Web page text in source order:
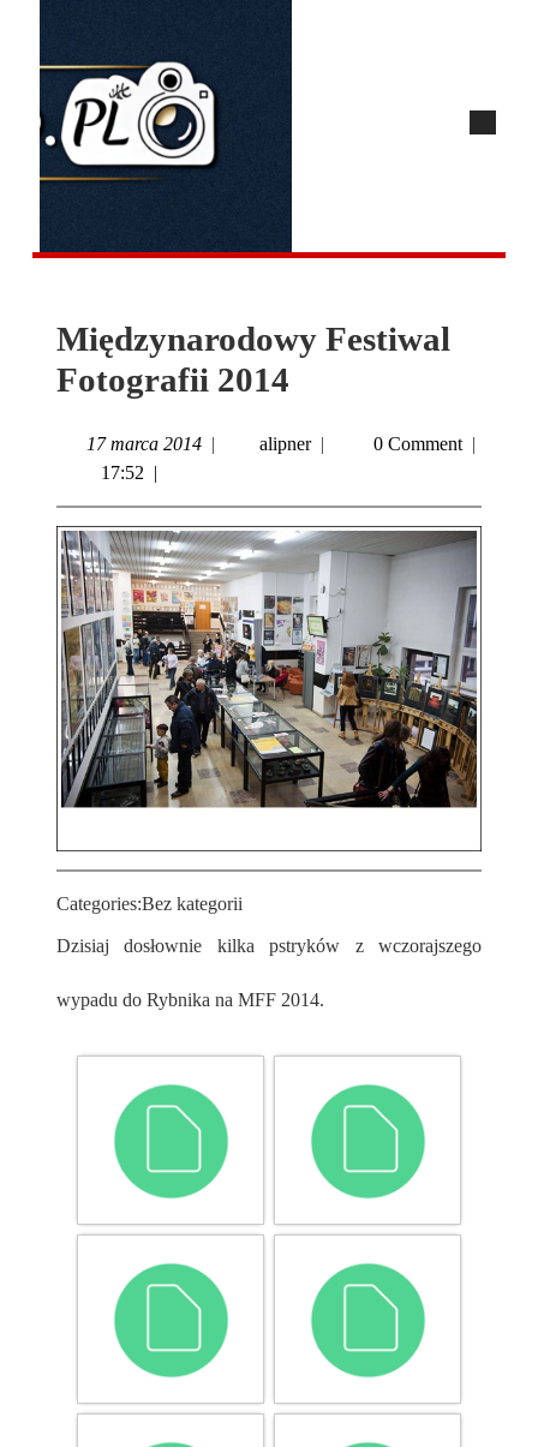
Międzynarodowy Festiwal
Fotografii 2014
17 marca 2014 | alipner | 0 Comment |
17:52 |
Categories:Bez kategorii
Dzisiaj dosłownie kilka pstryków z wczorajszego
wypadu do Rybnika na MFF 2014.